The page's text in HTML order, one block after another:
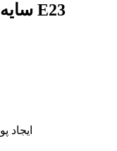
سایه چشم چهار رنگ کالیستا رنگ E23